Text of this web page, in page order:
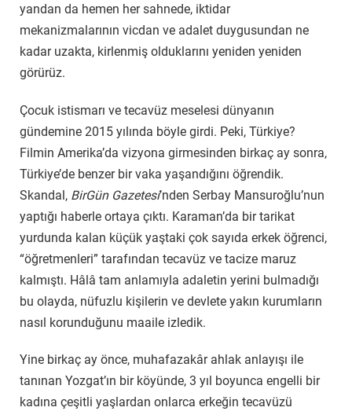
yandan da hemen her sahnede, iktidar
mekanizmalarının vicdan ve adalet duygusundan ne
kadar uzakta, kirlenmiş olduklarını yeniden yeniden
görürüz.
Çocuk istismarı ve tecavüz meselesi dünyanın
gündemine 2015 yılında böyle girdi. Peki, Türkiye?
Filmin Amerika’da vizyona girmesinden birkaç ay sonra,
Türkiye’de benzer bir vaka yaşandığını öğrendik.
Skandal, BirGün Gazetesi’nden Serbay Mansuroğlu’nun
yaptığı haberle ortaya çıktı. Karaman’da bir tarikat
yurdunda kalan küçük yaştaki çok sayıda erkek öğrenci,
“öğretmenleri” tarafından tecavüz ve tacize maruz
kalmıştı. Hâlâ tam anlamıyla adaletin yerini bulmadığı
bu olayda, nüfuzlu kişilerin ve devlete yakın kurumların
nasıl korunduğunu maaile izledik.
Yine birkaç ay önce, muhafazakâr ahlak anlayışı ile
tanınan Yozgat’ın bir köyünde, 3 yıl boyunca engelli bir
kadına çeşitli yaşlardan onlarca erkeğin tecavüzü